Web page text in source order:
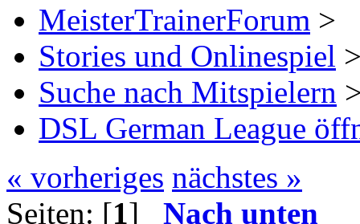
MeisterTrainerForum >
Stories und Onlinespiel
Suche nach Mitspielern
DSL German League
« vorheriges nächstes »
Seiten: [1] Nach unten